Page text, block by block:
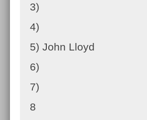
3)
4)
5) John Lloyd
6)
7)
8